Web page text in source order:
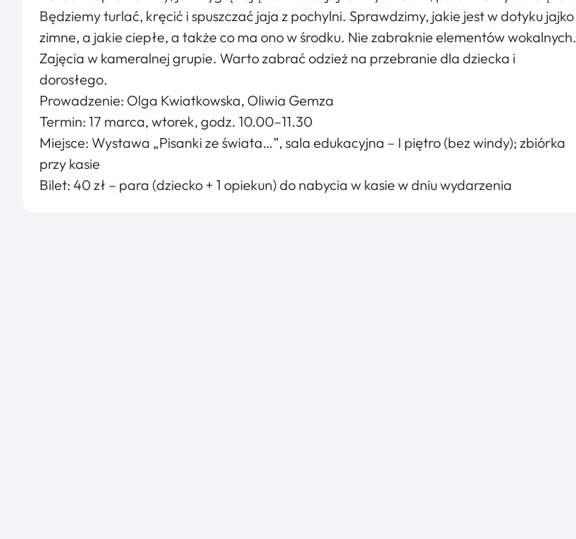
Będziemy turlać, kręcić i spuszczać jaja z pochylni. Sprawdzimy, jakie jest w dotyku jajko
zimne, a jakie ciepłe, a także co ma ono w środku. Nie zabraknie elementów wokalnych.
Zajęcia w kameralnej grupie. Warto zabrać odzież na przebranie dla dziecka i
dorosłego.
Prowadzenie: Olga Kwiatkowska, Oliwia Gemza
Termin: 17 marca, wtorek, godz. 10.00–11.30
Miejsce: Wystawa „Pisanki ze świata…”, sala edukacyjna – I piętro (bez windy); zbiórka
przy kasie
Bilet: 40 zł – para (dziecko + 1 opiekun) do nabycia w kasie w dniu wydarzenia